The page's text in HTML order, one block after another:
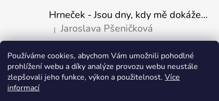
Používáme cookies, abychom Vám umožnili pohodlné
prohlížení webu a díky analýze provozu webu neustále
zlepšovali jeho funkce, výkon a použitelnost. Více
informací
Hrneček - Jsou dny, kdy mě dokáže nasrat i vzduch-naštvaný pejsek
Hodnocení produktu je 5 z 5 hvězdiček.
| Jaroslava Pšeničková
Přijímáme online platby